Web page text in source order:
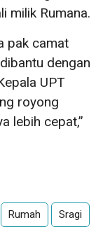
milik Rumana.
pak camat
dengan
UPT
royong
lebih cepat,”
Rumah Sragi